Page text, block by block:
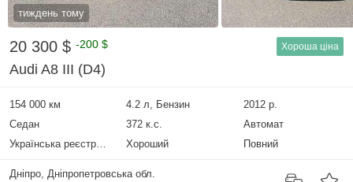
тиждень тому
20 300 $ -200 $ Хороша ціна
Audi A8 III (D4)
154 000 км 4.2 л, Бензин
2012 р.
Седан
372 к.с.
Автомат
Українська реєстрація
Хороший Повний
Дніпро, Дніпропетровська обл.